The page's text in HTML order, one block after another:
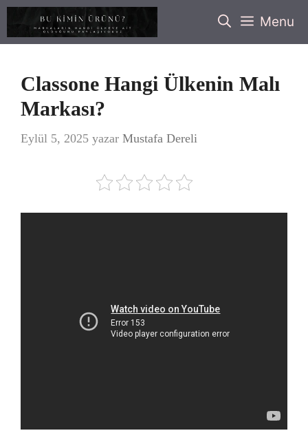
İçeriğe
Menu
Classone Hangi Ülkenin Malı
Markası?
Eylül 5, 2025 yazar Mustafa Dereli